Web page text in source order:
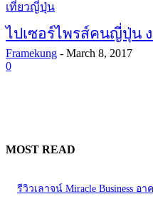
เที่ยวญี่ปุ่น
ไปเซอร์ไพรส์คนญี่ปุ่น
Framekung - March 8, 2017
0
MOST READ
รีวิวเลาจน์ Miracle Business